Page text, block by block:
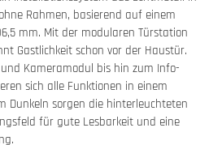
Rahmen, basierend auf einem
mm. Mit der modularen Türstation
Gastlichkeit schon vor der Haustür.
Kameramodul bis hin zum Info-
sich alle Funktionen in einem
Dunkeln sorgen die hinterleuchteten
für gute Lesbarkeit und eine